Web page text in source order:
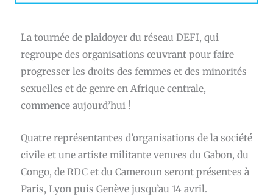
La tournée de plaidoyer du réseau DEFI, qui
regroupe des organisations œuvrant pour faire
progresser les droits des femmes et des minorités
sexuelles et de genre en Afrique centrale,
commence aujourd’hui !
Quatre représentant·es d’organisations de la société
civile et une artiste militante venu·es du Gabon, du
Congo, de RDC et du Cameroun seront présent·es à
Paris, Lyon puis Genève jusqu’au 14 avril.